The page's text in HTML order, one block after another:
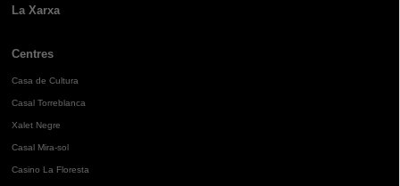
La Xarxa
Centres
Casa de Cultura
Casal Torreblanca
Xalet Negre
Casal Mira-sol
Casino La Floresta